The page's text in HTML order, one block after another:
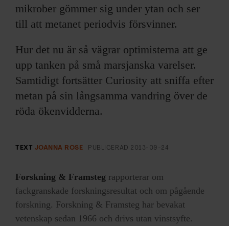
mikrober gömmer sig under ytan och ser
till att metanet periodvis försvinner.
Hur det nu är så vägrar optimisterna att ge
upp tanken på små marsjanska varelser.
Samtidigt fortsätter Curiosity att sniffa efter
metan på sin långsamma vandring över de
röda ökenvidderna.
TEXT JOANNA ROSE PUBLICERAD 2013-09-24
Forskning & Framsteg rapporterar om
fackgranskade forskningsresultat och om pågående
forskning. Forskning & Framsteg har bevakat
vetenskap sedan 1966 och drivs utan vinstsyfte.